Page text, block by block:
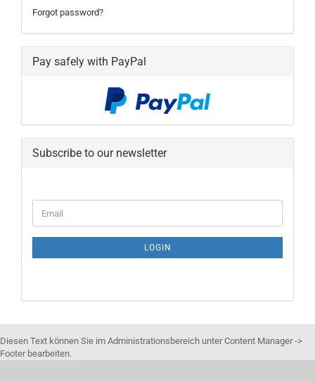
Forgot password?
Pay safely with PayPal
Subscribe to our newsletter
TO
PAGE
Email
LOGIN
Diesen Text können Sie im Administrationsbereich unter Content Manager ->
Footer bearbeiten.